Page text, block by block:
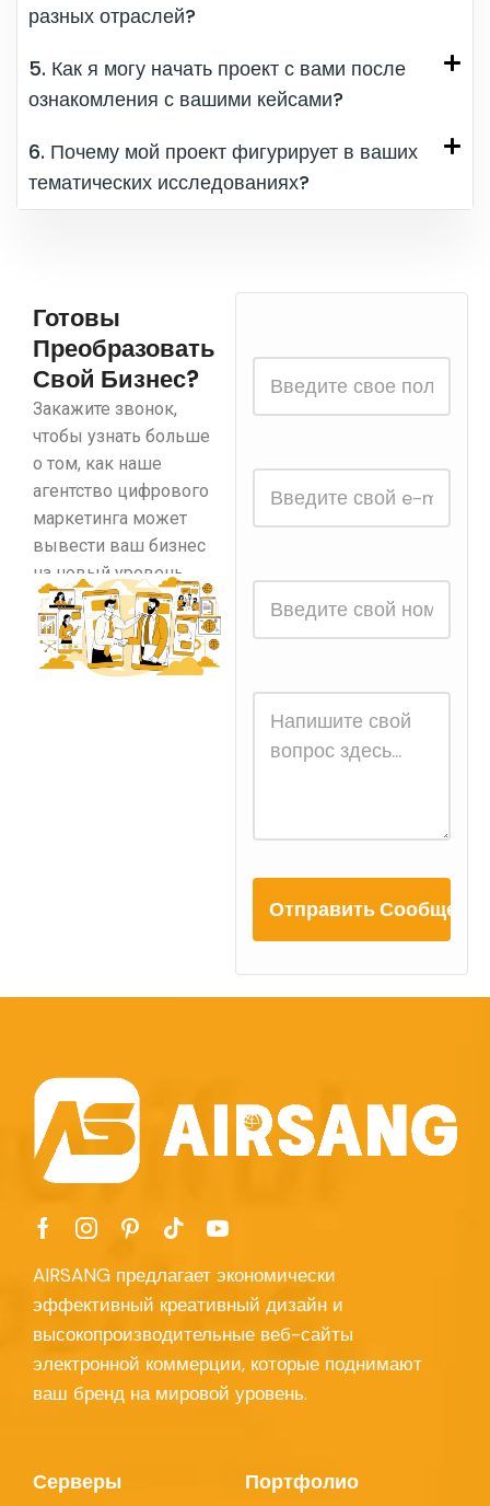
разных отраслей?
5. Как я могу начать проект с вами после
ознакомления с вашими кейсами?
6. Почему мой проект фигурирует в ваших
тематических исследованиях?
Готовы
Преобразовать
Свой Бизнес?
Закажите звонок,
чтобы узнать больше
о том, как наше
агентство цифрового
маркетинга может
вывести ваш бизнес
на новый уровень.
AIRSANG предлагает экономически
эффективный креативный дизайн и
высокопроизводительные веб-сайты
электронной коммерции, которые поднимают
ваш бренд на мировой уровень.
Серверы Портфолио